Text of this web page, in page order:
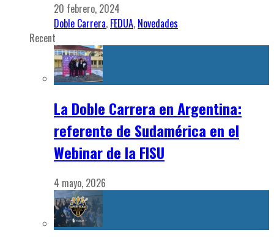
20 febrero, 2024
Doble Carrera, FEDUA, Novedades
Recent
La Doble Carrera en Argentina:
referente de Sudamérica en el
Webinar de la FISU
4 mayo, 2026